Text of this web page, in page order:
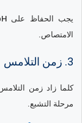
الامتصاص.
3. زمن التلامس
كلما زاد زمن
مرحلة التشبع.